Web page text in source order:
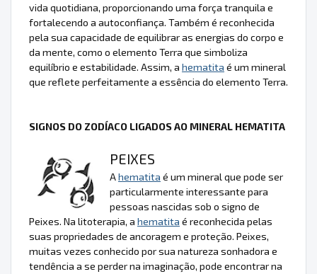
vida quotidiana, proporcionando uma força tranquila e
fortalecendo a autoconfiança. Também é reconhecida
pela sua capacidade de equilibrar as energias do corpo e
da mente, como o elemento Terra que simboliza
equilíbrio e estabilidade. Assim, a hematita é um mineral
que reflete perfeitamente a essência do elemento Terra.
SIGNOS DO ZODÍACO LIGADOS AO MINERAL HEMATITA
PEIXES
Ahematita é um mineral que pode ser
particularmente interessante para
pessoas nascidas sob o signo de
Peixes. Na litoterapia, a hematita é reconhecida pelas
suas propriedades de ancoragem e proteção. Peixes,
muitas vezes conhecido por sua natureza sonhadora e
tendência a se perder na imaginação, pode encontrar na